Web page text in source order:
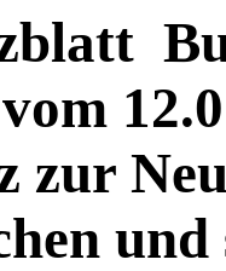
zur
und